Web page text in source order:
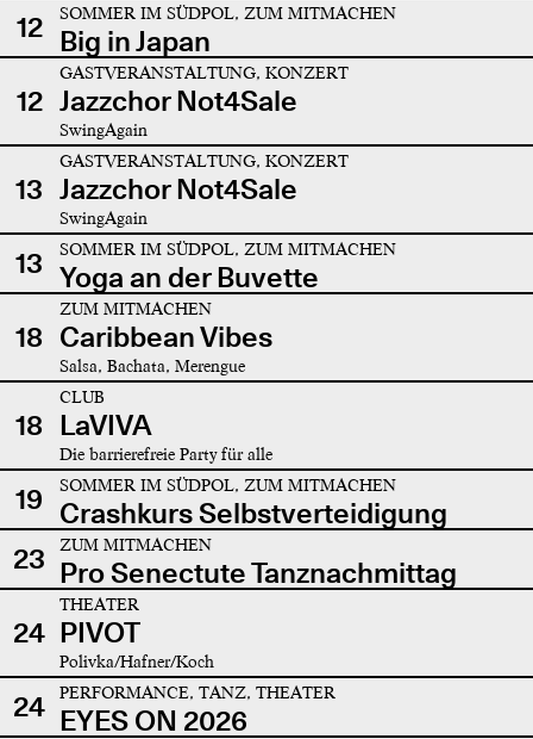
12
SOMMER IM SÜDPOL, ZUM MITMACHEN
Big in Japan
12
GASTVERANSTALTUNG, KONZERT
Jazzchor Not4Sale
SwingAgain
13
GASTVERANSTALTUNG, KONZERT
Jazzchor Not4Sale
SwingAgain
13 SOMMER IM SÜDPOL, ZUM MITMACHEN
Yoga an der Buvette
18
ZUM MITMACHEN
Caribbean Vibes
Salsa, Bachata, Merengue
18
CLUB
LaVIVA
Die barrierefreie Party für alle
19 SOMMER IM SÜDPOL, ZUM MITMACHEN
Crashkurs Selbstverteidigung
23
ZUM MITMACHEN
Pro Senectute Tanznachmittag
24
THEATER
PIVOT
Polivka/Hafner/Koch
24 PERFORMANCE, TANZ, THEATER
EYES ON 2026